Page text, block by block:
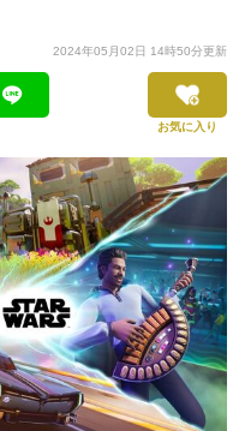
2024年05月02日 14時50分更新
お気に入り